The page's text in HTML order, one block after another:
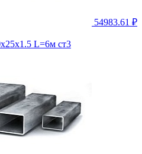
54983.61 ₽
L=6м ст3